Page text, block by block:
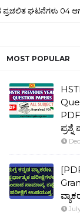
ಘಟನೆಗಳು 04
MOST POPULAR